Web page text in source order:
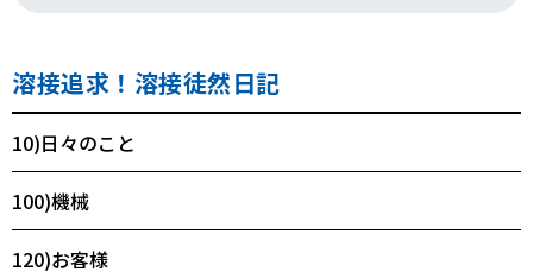
溶接追求！溶接徒然日記
10)日々のこと
100)機械
120)お客様